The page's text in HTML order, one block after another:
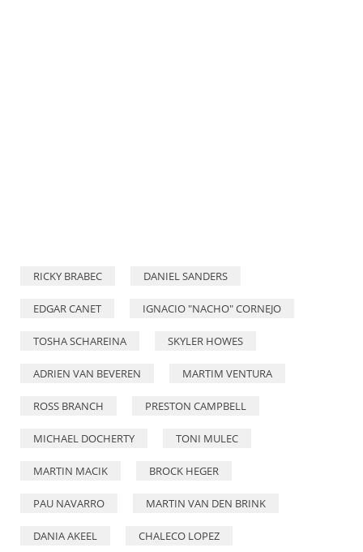
RICKY BRABEC DANIEL SANDERS
EDGAR CANET IGNACIO "NACHO" CORNEJO
TOSHA SCHAREINA SKYLER HOWES
ADRIEN VAN BEVEREN MARTIM VENTURA
ROSS BRANCH PRESTON CAMPBELL
MICHAEL DOCHERTY TONI MULEC
MARTIN MACIK BROCK HEGER
PAU NAVARRO MARTIN VAN DEN BRINK
DANIA AKEEL CHALECO LOPEZ